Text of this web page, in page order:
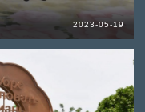
2023-05-19